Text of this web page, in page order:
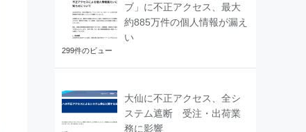
ブ」に不正アクセス、最大
約885万件の個人情報が漏え
い
299件のビュー
大仙に不正アクセス、全シ
ステム遮断 受注・出荷業
務に影響